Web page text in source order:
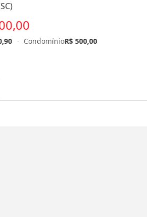
· CondomínioR$ 500,00